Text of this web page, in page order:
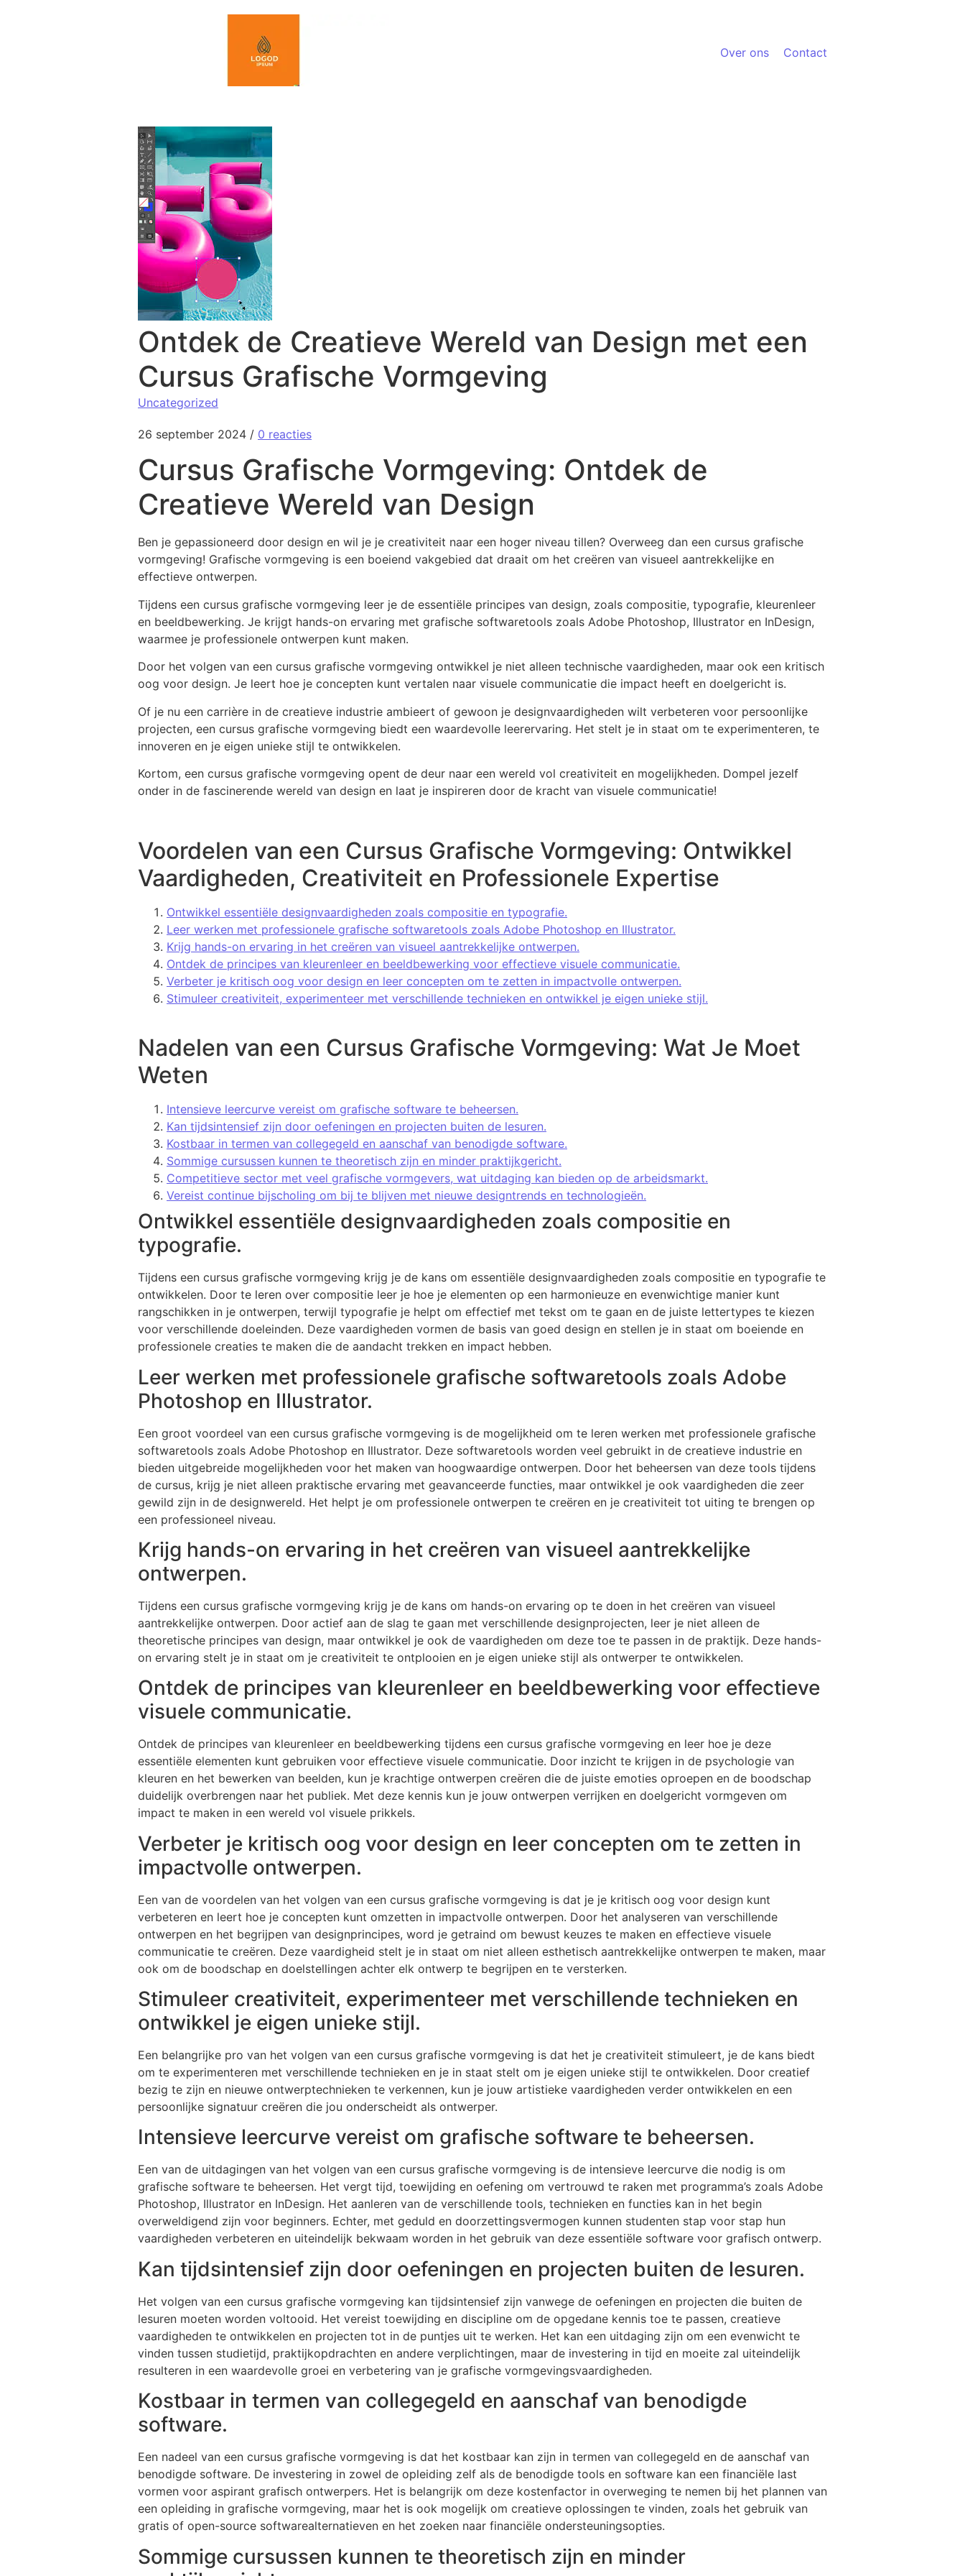
Over ons Contact
Ontdek de Creatieve Wereld van Design met een
Cursus Grafische Vormgeving
Uncategorized
26 september 2024 / 0 reacties
Cursus Grafische Vormgeving: Ontdek de
Creatieve Wereld van Design
Ben je gepassioneerd door design en wil je je creativiteit naar een hoger niveau tillen? Overweeg dan een cursus grafische
vormgeving! Grafische vormgeving is een boeiend vakgebied dat draait om het creëren van visueel aantrekkelijke en
effectieve ontwerpen.
Tijdens een cursus grafische vormgeving leer je de essentiële principes van design, zoals compositie, typografie, kleurenleer
en beeldbewerking. Je krijgt hands-on ervaring met grafische softwaretools zoals Adobe Photoshop, Illustrator en InDesign,
waarmee je professionele ontwerpen kunt maken.
Door het volgen van een cursus grafische vormgeving ontwikkel je niet alleen technische vaardigheden, maar ook een kritisch
oog voor design. Je leert hoe je concepten kunt vertalen naar visuele communicatie die impact heeft en doelgericht is.
Of je nu een carrière in de creatieve industrie ambieert of gewoon je designvaardigheden wilt verbeteren voor persoonlijke
projecten, een cursus grafische vormgeving biedt een waardevolle leerervaring. Het stelt je in staat om te experimenteren, te
innoveren en je eigen unieke stijl te ontwikkelen.
Kortom, een cursus grafische vormgeving opent de deur naar een wereld vol creativiteit en mogelijkheden. Dompel jezelf
onder in de fascinerende wereld van design en laat je inspireren door de kracht van visuele communicatie!
Voordelen van een Cursus Grafische Vormgeving: Ontwikkel
Vaardigheden, Creativiteit en Professionele Expertise
Ontwikkel essentiële designvaardigheden zoals compositie en typografie.
Leer werken met professionele grafische softwaretools zoals Adobe Photoshop en Illustrator.
Krijg hands-on ervaring in het creëren van visueel aantrekkelijke ontwerpen.
Ontdek de principes van kleurenleer en beeldbewerking voor effectieve visuele communicatie.
Verbeter je kritisch oog voor design en leer concepten om te zetten in impactvolle ontwerpen.
Stimuleer creativiteit, experimenteer met verschillende technieken en ontwikkel je eigen unieke stijl.
Nadelen van een Cursus Grafische Vormgeving: Wat Je Moet
Weten
Intensieve leercurve vereist om grafische software te beheersen.
Kan tijdsintensief zijn door oefeningen en projecten buiten de lesuren.
Kostbaar in termen van collegegeld en aanschaf van benodigde software.
Sommige cursussen kunnen te theoretisch zijn en minder praktijkgericht.
Competitieve sector met veel grafische vormgevers, wat uitdaging kan bieden op de arbeidsmarkt.
Vereist continue bijscholing om bij te blijven met nieuwe designtrends en technologieën.
Ontwikkel essentiële designvaardigheden zoals compositie en
typografie.
Tijdens een cursus grafische vormgeving krijg je de kans om essentiële designvaardigheden zoals compositie en typografie te
ontwikkelen. Door te leren over compositie leer je hoe je elementen op een harmonieuze en evenwichtige manier kunt
rangschikken in je ontwerpen, terwijl typografie je helpt om effectief met tekst om te gaan en de juiste lettertypes te kiezen
voor verschillende doeleinden. Deze vaardigheden vormen de basis van goed design en stellen je in staat om boeiende en
professionele creaties te maken die de aandacht trekken en impact hebben.
Leer werken met professionele grafische softwaretools zoals Adobe
Photoshop en Illustrator.
Een groot voordeel van een cursus grafische vormgeving is de mogelijkheid om te leren werken met professionele grafische
softwaretools zoals Adobe Photoshop en Illustrator. Deze softwaretools worden veel gebruikt in de creatieve industrie en
bieden uitgebreide mogelijkheden voor het maken van hoogwaardige ontwerpen. Door het beheersen van deze tools tijdens
de cursus, krijg je niet alleen praktische ervaring met geavanceerde functies, maar ontwikkel je ook vaardigheden die zeer
gewild zijn in de designwereld. Het helpt je om professionele ontwerpen te creëren en je creativiteit tot uiting te brengen op
een professioneel niveau.
Krijg hands-on ervaring in het creëren van visueel aantrekkelijke
ontwerpen.
Tijdens een cursus grafische vormgeving krijg je de kans om hands-on ervaring op te doen in het creëren van visueel
aantrekkelijke ontwerpen. Door actief aan de slag te gaan met verschillende designprojecten, leer je niet alleen de
theoretische principes van design, maar ontwikkel je ook de vaardigheden om deze toe te passen in de praktijk. Deze hands-
on ervaring stelt je in staat om je creativiteit te ontplooien en je eigen unieke stijl als ontwerper te ontwikkelen.
Ontdek de principes van kleurenleer en beeldbewerking voor effectieve
visuele communicatie.
Ontdek de principes van kleurenleer en beeldbewerking tijdens een cursus grafische vormgeving en leer hoe je deze
essentiële elementen kunt gebruiken voor effectieve visuele communicatie. Door inzicht te krijgen in de psychologie van
kleuren en het bewerken van beelden, kun je krachtige ontwerpen creëren die de juiste emoties oproepen en de boodschap
duidelijk overbrengen naar het publiek. Met deze kennis kun je jouw ontwerpen verrijken en doelgericht vormgeven om
impact te maken in een wereld vol visuele prikkels.
Verbeter je kritisch oog voor design en leer concepten om te zetten in
impactvolle ontwerpen.
Een van de voordelen van het volgen van een cursus grafische vormgeving is dat je je kritisch oog voor design kunt
verbeteren en leert hoe je concepten kunt omzetten in impactvolle ontwerpen. Door het analyseren van verschillende
ontwerpen en het begrijpen van designprincipes, word je getraind om bewust keuzes te maken en effectieve visuele
communicatie te creëren. Deze vaardigheid stelt je in staat om niet alleen esthetisch aantrekkelijke ontwerpen te maken, maar
ook om de boodschap en doelstellingen achter elk ontwerp te begrijpen en te versterken.
Stimuleer creativiteit, experimenteer met verschillende technieken en
ontwikkel je eigen unieke stijl.
Een belangrijke pro van het volgen van een cursus grafische vormgeving is dat het je creativiteit stimuleert, je de kans biedt
om te experimenteren met verschillende technieken en je in staat stelt om je eigen unieke stijl te ontwikkelen. Door creatief
bezig te zijn en nieuwe ontwerptechnieken te verkennen, kun je jouw artistieke vaardigheden verder ontwikkelen en een
persoonlijke signatuur creëren die jou onderscheidt als ontwerper.
Intensieve leercurve vereist om grafische software te beheersen.
Een van de uitdagingen van het volgen van een cursus grafische vormgeving is de intensieve leercurve die nodig is om
grafische software te beheersen. Het vergt tijd, toewijding en oefening om vertrouwd te raken met programma’s zoals Adobe
Photoshop, Illustrator en InDesign. Het aanleren van de verschillende tools, technieken en functies kan in het begin
overweldigend zijn voor beginners. Echter, met geduld en doorzettingsvermogen kunnen studenten stap voor stap hun
vaardigheden verbeteren en uiteindelijk bekwaam worden in het gebruik van deze essentiële software voor grafisch ontwerp.
Kan tijdsintensief zijn door oefeningen en projecten buiten de lesuren.
Het volgen van een cursus grafische vormgeving kan tijdsintensief zijn vanwege de oefeningen en projecten die buiten de
lesuren moeten worden voltooid. Het vereist toewijding en discipline om de opgedane kennis toe te passen, creatieve
vaardigheden te ontwikkelen en projecten tot in de puntjes uit te werken. Het kan een uitdaging zijn om een evenwicht te
vinden tussen studietijd, praktijkopdrachten en andere verplichtingen, maar de investering in tijd en moeite zal uiteindelijk
resulteren in een waardevolle groei en verbetering van je grafische vormgevingsvaardigheden.
Kostbaar in termen van collegegeld en aanschaf van benodigde
software.
Een nadeel van een cursus grafische vormgeving is dat het kostbaar kan zijn in termen van collegegeld en de aanschaf van
benodigde software. De investering in zowel de opleiding zelf als de benodigde tools en software kan een financiële last
vormen voor aspirant grafisch ontwerpers. Het is belangrijk om deze kostenfactor in overweging te nemen bij het plannen van
een opleiding in grafische vormgeving, maar het is ook mogelijk om creatieve oplossingen te vinden, zoals het gebruik van
gratis of open-source softwarealternatieven en het zoeken naar financiële ondersteuningsopties.
Sommige cursussen kunnen te theoretisch zijn en minder